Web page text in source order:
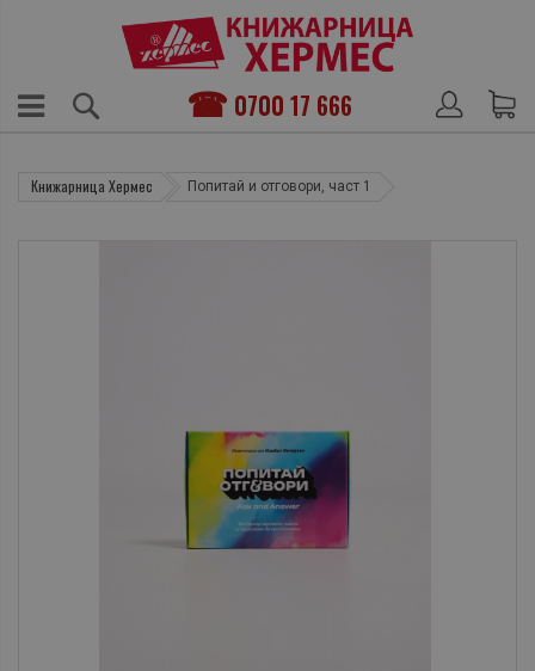
0700 17 666
Книжарница Хермес Попитай и отговори, част 1